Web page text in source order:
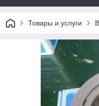
Товары и услуги